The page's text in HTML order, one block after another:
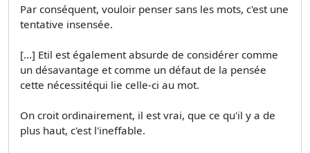
Par conséquent, vouloir penser sans les mots, c'est une
tentative insensée.
[...] Etil est également absurde de considérer comme
un désavantage et comme un défaut de la pensée
cette nécessitéqui lie celle-ci au mot.
On croit ordinairement, il est vrai, que ce qu'il y a de
plus haut, c'est l'ineffable.